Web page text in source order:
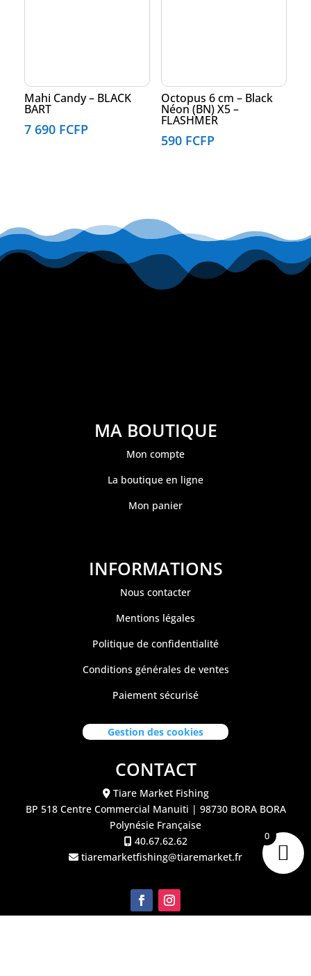
Mahi Candy – BLACK
BART
7 690 FCFP
Octopus 6 cm – Black
Néon (BN) X5 –
FLASHMER
590 FCFP
MA BOUTIQUE
Mon compte
La boutique en ligne
Mon panier
INFORMATIONS
Nous contacter
Mentions légales
Politique de confidentialité
Conditions générales de ventes
Paiement sécurisé
Gestion des cookies
CONTACT
Tiare Market Fishing
BP 518 Centre Commercial Manuiti | 98730 BORA BORA
Polynésie Française
40.67.62.62
tiaremarketfishing@tiaremarket.fr
0